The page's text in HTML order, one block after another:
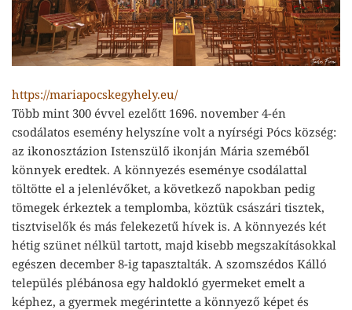
https://mariapocskegyhely.eu/
Több mint 300 évvel ezelőtt 1696. november 4-én
csodálatos esemény helyszíne volt a nyírségi Pócs község:
az ikonosztázion Istenszülő ikonján Mária szeméből
könnyek eredtek. A könnyezés eseménye csodálattal
töltötte el a jelenlévőket, a következő napokban pedig
tömegek érkeztek a templomba, köztük császári tisztek,
tisztviselők és más felekezetű hívek is. A könnyezés két
hétig szünet nélkül tartott, majd kisebb megszakításokkal
egészen december 8-ig tapasztalták. A szomszédos Kálló
település plébánosa egy haldokló gyermeket emelt a
képhez, a gyermek megérintette a könnyező képet és